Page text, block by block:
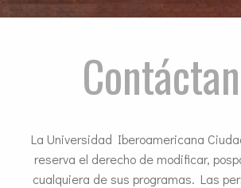
La Universidad Iberoamericana
reserva el derecho de modificar,
cualquiera de sus programas. Las